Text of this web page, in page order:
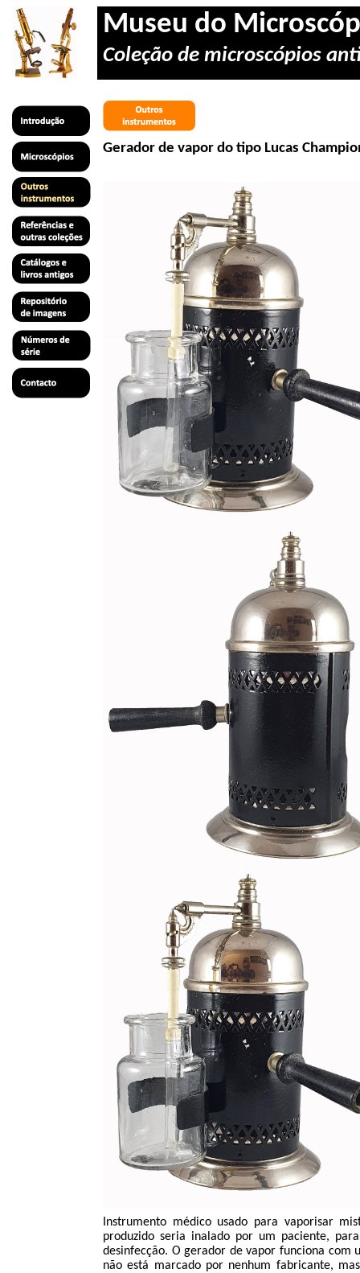
Museu do
Coleção de microscópios
Gerador de vapor do tipo Lucas
Instrumento médico usado para vaporisar
produzido seria inalado por um paciente,
desinfecção. O gerador de vapor funciona com
não está marcado por nenhum fabricante,